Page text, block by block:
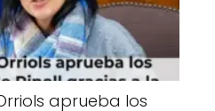
aprueba los